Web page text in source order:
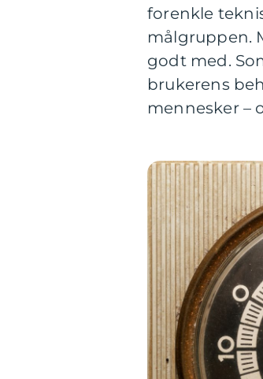
forenkle
målgruppen.
godt med.
brukerens
mennesker –